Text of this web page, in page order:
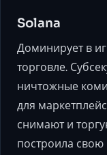
Solana
Доминирует в
торговле.
ничтожные
для
снимают и
построила